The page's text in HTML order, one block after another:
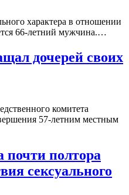
характера в отношении
66-летний мужчина.…
дочерей своих
комитета
57-летним местным
полтора
сексуального